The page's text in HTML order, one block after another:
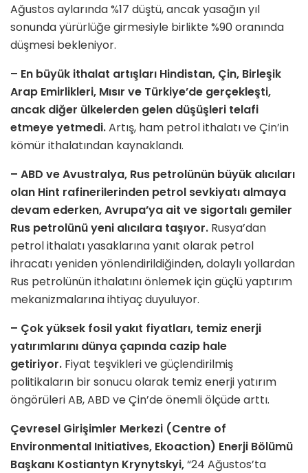
Ağustos aylarında %17 düştü, ancak yasağın yıl
sonunda yürürlüğe girmesiyle birlikte %90 oranında
düşmesi bekleniyor.
– En büyük ithalat artışları Hindistan, Çin, Birleşik
Arap Emirlikleri, Mısır ve Türkiye’de gerçekleşti,
ancak diğer ülkelerden gelen düşüşleri telafi
etmeye yetmedi.Artış, ham petrol ithalatı ve Çin’in
kömür ithalatından kaynaklandı.
– ABD ve Avustralya, Rus petrolünün büyük alıcıları
olan Hint rafinerilerinden petrol sevkiyatı almaya
devam ederken, Avrupa’ya ait ve sigortalı gemiler
Rus petrolünü yeni alıcılara taşıyor. Rusya’dan
petrol ithalatı yasaklarına yanıt olarak petrol
ihracatı yeniden yönlendirildiğinden, dolaylı yollardan
Rus petrolünün ithalatını önlemek için güçlü yaptırım
mekanizmalarına ihtiyaç duyuluyor.
– Çok yüksek fosil yakıt fiyatları, temiz enerji
yatırımlarını dünya çapında cazip hale
getiriyor. Fiyat teşvikleri ve güçlendirilmiş
politikaların bir sonucu olarak temiz enerji yatırım
öngörüleri AB, ABD ve Çin’de önemli ölçüde arttı.
Çevresel Girişimler Merkezi (Centre of
Environmental Initiatives, Ekoaction) Enerji Bölümü
Başkanı Kostiantyn Krynytskyi,“24 Ağustos’ta